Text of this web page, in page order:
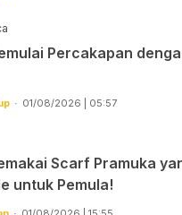
Percakapan
01/08/2026 | 05:57
Scarf Pramuka
untuk Pemula!